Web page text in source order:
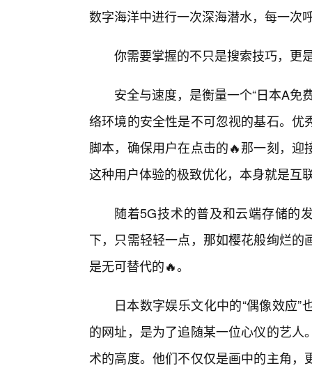
数字海洋中进行一次深海潜水，每一次
你需要掌握的不只是搜索技巧，更
安全与速度，是衡量一个“日本A免
络环境的安全性是不可忽视的基石。
脚本，确保用户在点击的🔥那一刻，
这种用户体验的极致优化，本身就是互
随着5G技术的普及和云端存储的
下，只需轻轻一点，那如樱花般绚烂
是无可替代的🔥。
日本数字娱乐文化中的“偶像效应
的网址，是为了追随某一位心仪的艺
术的高度。他们不仅仅是画中的主角